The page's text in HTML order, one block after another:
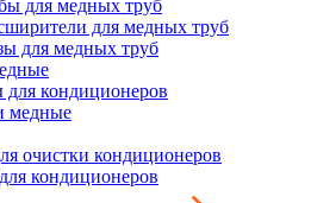
для медных труб
для медных труб
для медных труб
кондиционеров
медные
очистки кондиционеров
кондиционеров